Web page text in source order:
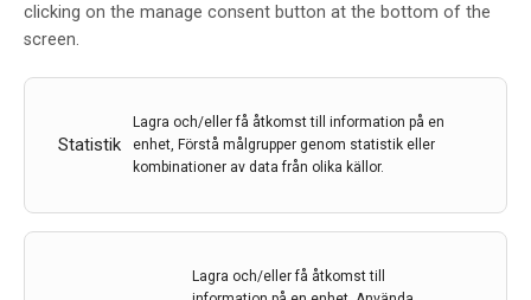
clicking on the manage consent button at the bottom of the
screen.
Statistik
Lagra och/eller få åtkomst till information på en
enhet, Förstå målgrupper genom statistik eller
kombinationer av data från olika källor.
Lagra och/eller få åtkomst till
Redaktion
12 sep 2024